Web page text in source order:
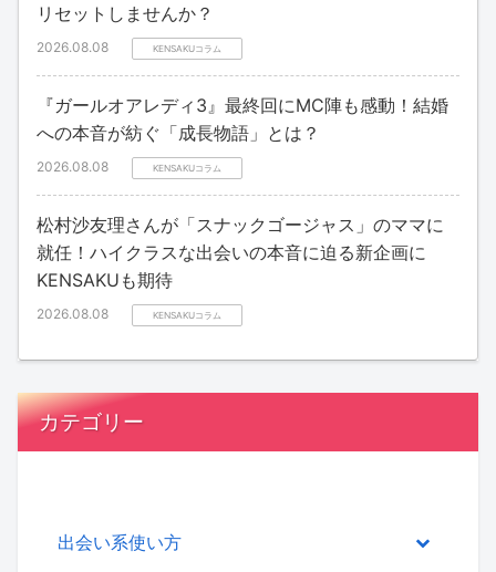
リセットしませんか？
2026.08.08 KENSAKUコラム
『ガールオアレディ3』最終回にMC陣も感動！結婚
への本音が紡ぐ「成長物語」とは？
2026.08.08 KENSAKUコラム
松村沙友理さんが「スナックゴージャス」のママに
就任！ハイクラスな出会いの本音に迫る新企画に
KENSAKUも期待
2026.08.08 KENSAKUコラム
カテゴリー
出会い系使い方